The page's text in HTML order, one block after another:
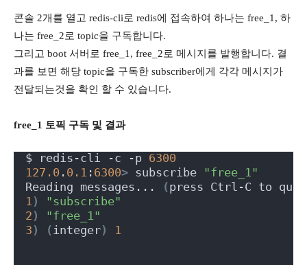
콘솔 2개를 열고 redis-cli로 redis에 접속하여 하나는 free_1, 하
나는 free_2로 topic을 구독합니다.
그리고 boot 서버로 free_1, free_2로 메시지를 발행합니다. 결
과를 보면 해당 topic을 구독한 subscriber에게 각각 메시지가
전달되는것을 확인 할 수 있습니다.
free_1 토픽 구독 및 결과
$ redis-cli -c -p 6300
127.0 . 0.1 : 6300> subscribe "free_1"
Reading messages...
(press Ctrl-C to quit
1 )
"subscribe"
2 )
"free_1"
3 ) ( integer) 1